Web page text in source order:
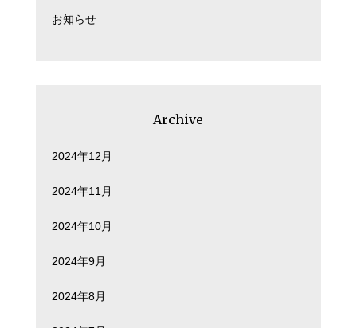
お知らせ
Archive
2024年12月
2024年11月
2024年10月
2024年9月
2024年8月